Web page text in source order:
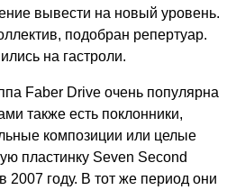
вывести на новый уровень.
подобран репертуар.
на гастроли.
Faber Drive очень популярна
также есть поклонники,
композиции или целые
пластинку Seven Second
2007 году. В тот же период они